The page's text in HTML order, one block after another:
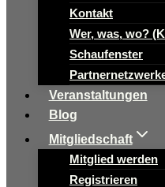
Kontakt
Wer, was, wo?
Schaufenster
Veranstaltungen
Blog
Mitgliedschaft
Mitglied werden
Registrieren